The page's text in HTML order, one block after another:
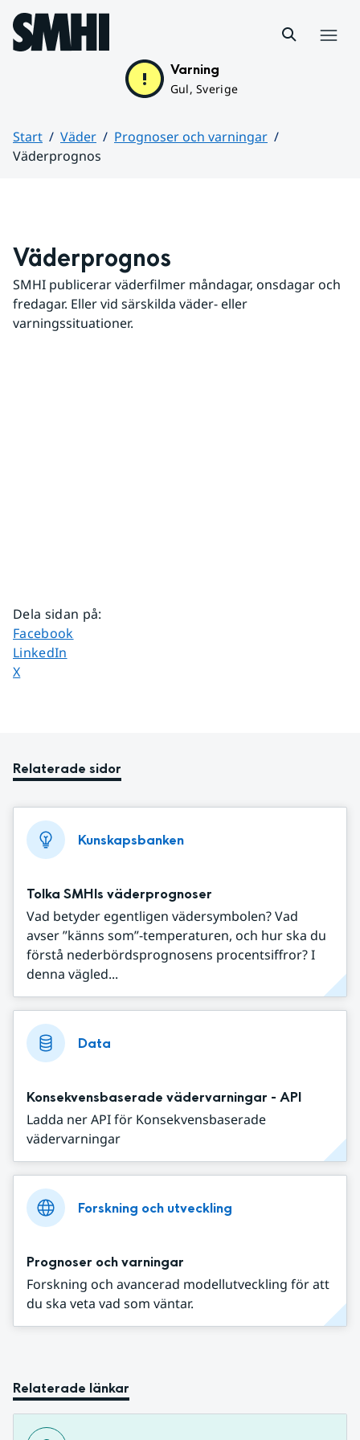
Hoppa till sidans innehåll
Varning
Gul, Sverige
Start Väder
Prognoser och varningar
Väderprognos
Väderprognos
SMHI publicerar väderfilmer måndagar, onsdagar och
fredagar. Eller vid särskilda väder- eller
varningssituationer.
Dela sidan på:
Dela sidan på
Facebook
Dela sidan på
LinkedIn
Dela sidan på
X
Relaterade sidor
Kunskapsbanken
Tolka SMHIs väderprognoser
Vad betyder egentligen vädersymbolen? Vad
avser ”känns som”-temperaturen, och hur ska du
förstå nederbördsprognosens procentsiffror? I
denna vägled...
Data
Konsekvensbaserade vädervarningar - API
Ladda ner API för Konsekvensbaserade
vädervarningar
Forskning och utveckling
Prognoser och varningar
Forskning och avancerad modellutveckling för att
du ska veta vad som väntar.
Relaterade länkar